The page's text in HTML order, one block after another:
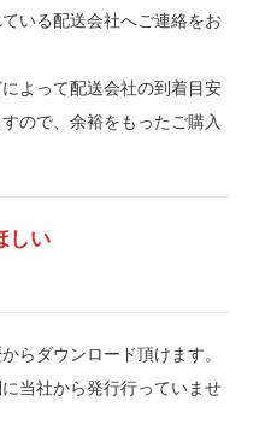
いる配送会社へご連絡をお
よって配送会社の到着目安
ので、余裕をもったご購入
しい
らダウンロード頂けます。
当社から発行行っていませ